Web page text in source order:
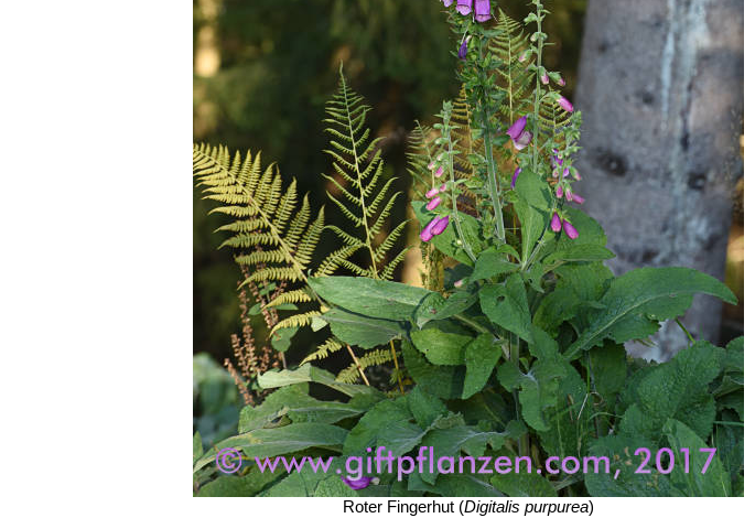
Roter Fingerhut (Digitalis purpurea)